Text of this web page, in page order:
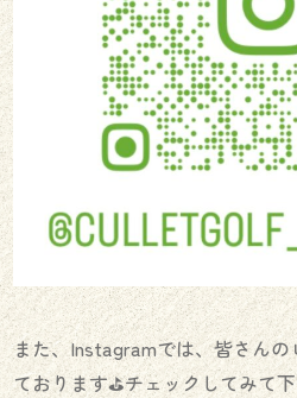
また、Instagramでは、皆さん
ております⛳️チェックしてみて